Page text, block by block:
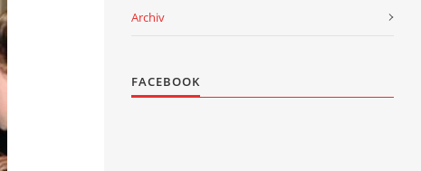
Archiv
FACEBOOK